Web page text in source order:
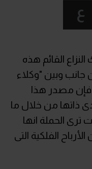
ع
القائم هذه
جانب وبين "وكلاء
فإن مصدر هذا
ذاتها من خلال ما
ترى الحملة انها
الفلكية التى